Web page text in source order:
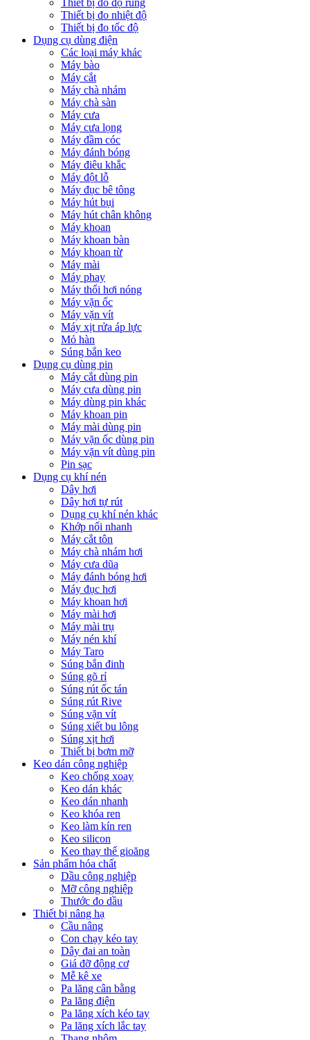
Thiết bị đo độ rung
Thiết bị đo nhiệt độ
Thiết bị đo tốc độ
Dụng cụ dùng điện
Các loại máy khác
Máy bào
Máy cắt
Máy chà nhám
Máy chà sàn
Máy cưa
Máy cưa lọng
Máy đầm cóc
Máy đánh bóng
Máy điêu khắc
Máy đột lỗ
Máy đục bê tông
Máy hút bụi
Máy hút chân không
Máy khoan
Máy khoan bàn
Máy khoan từ
Máy mài
Máy phay
Máy thổi hơi nóng
Máy vặn ốc
Máy vặn vít
Máy xịt rửa áp lực
Mỏ hàn
Súng bắn keo
Dụng cụ dùng pin
Máy cắt dùng pin
Máy cưa dùng pin
Máy dùng pin khác
Máy khoan pin
Máy mài dùng pin
Máy vặn ốc dùng pin
Máy vặn vít dùng pin
Pin sạc
Dụng cụ khí nén
Dây hơi
Dây hơi tự rút
Dụng cụ khí nén khác
Khớp nối nhanh
Máy cắt tôn
Máy chà nhám hơi
Máy cưa dũa
Máy đánh bóng hơi
Máy đục hơi
Máy khoan hơi
Máy mài hơi
Máy mài trụ
Máy nén khí
Máy Taro
Súng bắn đinh
Súng gõ rỉ
Súng rút ốc tán
Súng rút Rive
Súng vặn vít
Súng xiết bu lông
Súng xịt hơi
Thiết bị bơm mỡ
Keo dán công nghiệp
Keo chống xoay
Keo dán khác
Keo dán nhanh
Keo khóa ren
Keo làm kín ren
Keo silicon
Keo thay thế gioăng
Sản phẩm hóa chất
Dầu công nghiệp
Mỡ công nghiệp
Thước đo dầu
Thiết bị nâng hạ
Cầu nâng
Con chạy kéo tay
Dây đai an toàn
Giá đỡ động cơ
Mễ kê xe
Pa lăng cân bằng
Pa lăng điện
Pa lăng xích kéo tay
Pa lăng xích lắc tay